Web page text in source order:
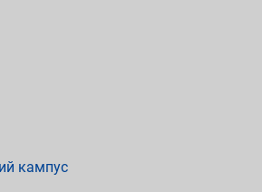
кампус